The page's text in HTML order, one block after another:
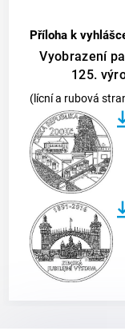
Příloha k
Vyobrazení
125.
(lícní a rubová